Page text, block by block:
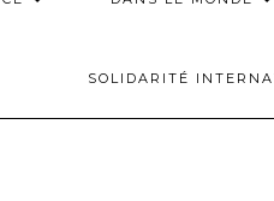
SOLIDARITÉ